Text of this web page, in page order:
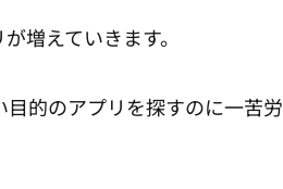
増えていきます。
的のアプリを探すのに一苦労